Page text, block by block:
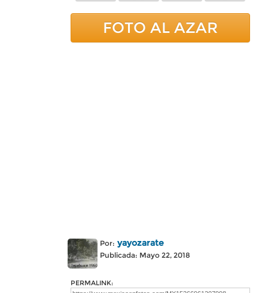
FOTO AL AZAR
Por: yayozarate
Publicada: Mayo 22, 2018
PERMALINK: